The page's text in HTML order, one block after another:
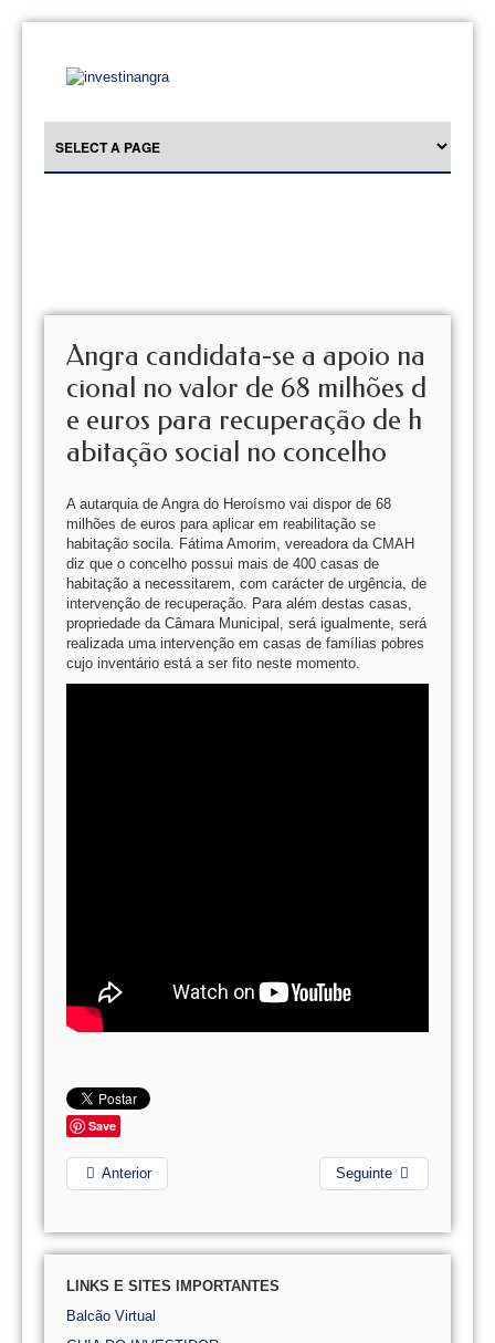
Angra candidata-se a apoio na
cional no valor de 68 milhões d
e euros para recuperação de h
abitação social no concelho
A autarquia de Angra do Heroísmo vai dispor de 68
milhões de euros para aplicar em reabilitação se
habitação socila. Fátima Amorim, vereadora da CMAH
diz que o concelho possui mais de 400 casas de
habitação a necessitarem, com carácter de urgência, de
intervenção de recuperação. Para além destas casas,
propriedade da Câmara Municipal, será igualmente, será
realizada uma intervenção em casas de famílias pobres
cujo inventário está a ser fito neste momento.
Save
Anterior Seguinte
LINKS E SITES IMPORTANTES
Balcão Virtual